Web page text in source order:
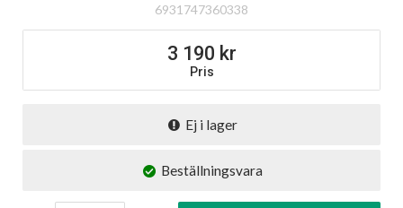
6931747360338
Pris
3 190
Ej i lager
Beställningsvara